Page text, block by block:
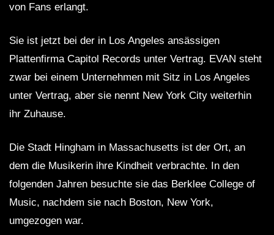
von Fans erlangt.
Sie ist jetzt bei der in Los Angeles ansässigen
Plattenfirma Capitol Records unter Vertrag. EVAN steht
zwar bei einem Unternehmen mit Sitz in Los Angeles
unter Vertrag, aber sie nennt New York City weiterhin
ihr Zuhause.
Die Stadt Hingham in Massachusetts ist der Ort, an
dem die Musikerin ihre Kindheit verbrachte. In den
folgenden Jahren besuchte sie das Berklee College of
Music, nachdem sie nach Boston, New York,
umgezogen war.